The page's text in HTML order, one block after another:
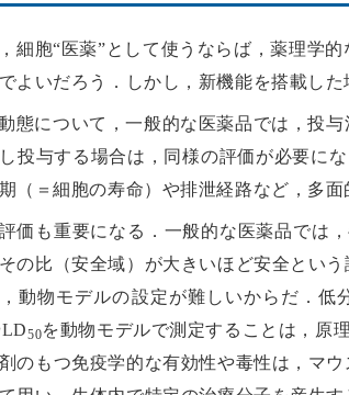
細胞“医薬”として使うならば，薬理学
よいだろう．しかし，新機能を搭載し
態について，一般的な医薬品では，投
投与する場合は，同様の評価が必要に
（＝細胞の寿命）や排泄経路など，多
価も重要になる．一般的な医薬品では
の比（安全域）が大きいほど安全とい
動物モデルの設定が難しいからだ．低
50を動物モデルで測定することは，原
のもつ免疫学的な有効性や毒性は，マ